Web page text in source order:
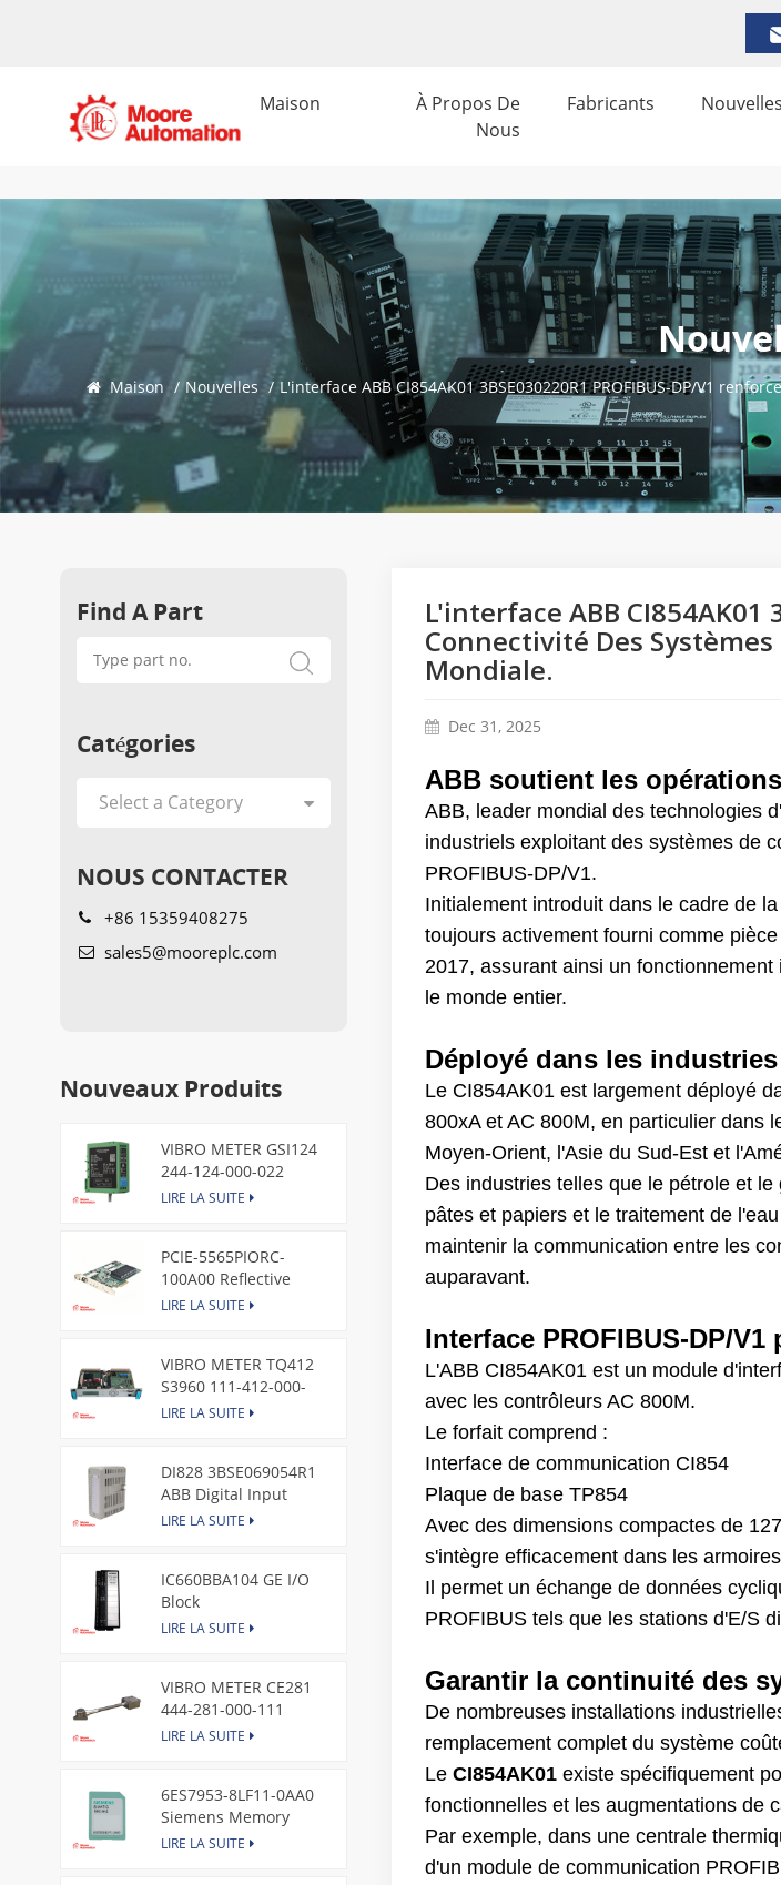
Maison
À Propos De
Nous
Fabricants Nouvelles
Maison / Nouvelles / L'interface ABB CI854AK01 3BSE030220R1 PROFIBUS-DP/V1
L'interface ABB CI854AK01
Connectivité Des
Mondiale.
Dec 31, 2025
ABB soutient les
ABB, leader mondial des technologies
industriels exploitant des systèmes de
PROFIBUS-DP/V1.
Initialement introduit dans le cadre de
toujours activement fourni comme
2017, assurant ainsi un
le monde entier.
Déployé dans les
Le CI854AK01 est largement déployé
800xA et AC 800M, en particulier dans
Moyen-Orient, l'Asie du Sud-Est et
Des industries telles que le pétrole et
pâtes et papiers et le traitement de
maintenir la communication entre les
auparavant.
Interface PROFIBUS-DP/
L'ABB CI854AK01 est un module
avec les contrôleurs AC 800M.
Le forfait comprend :
Interface de communication CI854
Plaque de base TP854
Avec des dimensions compactes de
s'intègre efficacement dans les
Il permet un échange de données
PROFIBUS tels que les stations d'E/S
Garantir la continuité des
De nombreuses installations
remplacement complet du système
LeCI854AK01 existe spécifiquement
fonctionnelles et les augmentations de
Par exemple, dans une centrale
d'un module de communication
Find A Part
Catégories
NOUS CONTACTER
+86 15359408275
sales5@mooreplc.com
Nouveaux Produits
VIBRO METER GSI124
244-124-000-022
Piezoelectric Pressure
LIRE LA SUITE
PCIE-5565PIORC-
100A00 Reflective
Memory PCI Express
LIRE LA SUITE
VIBRO METER TQ412
S3960 111-412-000-
013 Reverse Mount
LIRE LA SUITE
DI828 3BSE069054R1
ABB Digital Input
Module
LIRE LA SUITE
IC660BBA104 GE I/O
Block
LIRE LA SUITE
VIBRO METER CE281
444-281-000-111
Piezoelectric Pressure
LIRE LA SUITE
6ES7953-8LF11-0AA0
Siemens Memory
Card
LIRE LA SUITE